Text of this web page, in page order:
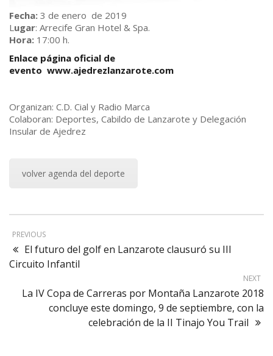
Fecha: 3 de enero de 2019
Lugar: Arrecife Gran Hotel & Spa.
Hora: 17:00 h.
Enlace página oficial de
evento www.ajedrezlanzarote.com
Organizan: C.D. Cial y Radio Marca
Colaboran: Deportes, Cabildo de Lanzarote y Delegación
Insular de Ajedrez
volver agenda del deporte
PREVIOUS
El futuro del golf en Lanzarote clausuró su III
Circuito Infantil
NEXT
La IV Copa de Carreras por Montaña Lanzarote 2018
concluye este domingo, 9 de septiembre, con la
celebración de la II Tinajo You Trail